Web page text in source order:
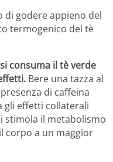
godere appieno del
termogenico del tè
consuma il tè verde
Bere una tazza al
di caffeina
gli effetti collaterali
stimola il metabolismo
corpo a un maggior